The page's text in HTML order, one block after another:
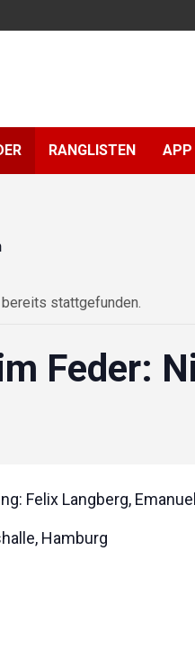
RANGLISTEN APP
stattgefunden.
Feder:
Felix Langberg,
Hamburg